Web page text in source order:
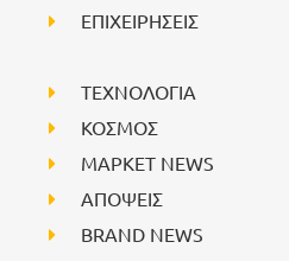
ΕΠΙΧΕΙΡΗΣΕΙΣ
ΤΕΧΝΟΛΟΓΙΑ
ΚΟΣΜΟΣ
ΜΑΡΚΕΤ NEWS
ΑΠΟΨΕΙΣ
BRAND NEWS